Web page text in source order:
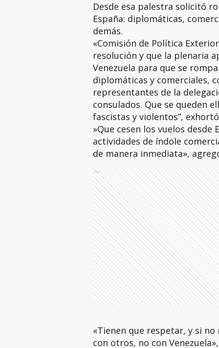
Desde esa palestra solicitó
España: diplomáticas,
demás.
«Comisión de Política
resolución y que la plenaria
Venezuela para que se
diplomáticas y comerciales,
representantes de la
consulados. Que se queden
fascistas y violentos”,
⁠»Que cesen los vuelos desde
actividades de índole
de manera inmediata»,
Ads
«Tienen que respetar, y si
con otros, no con